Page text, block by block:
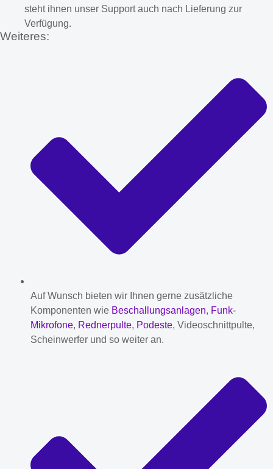
steht ihnen unser Support auch nach Lieferung zur
Verfügung.
Weiteres:
Auf Wunsch bieten wir Ihnen gerne zusätzliche
Komponenten wie Beschallungsanlagen, Funk-
Mikrofone, Rednerpulte, Podeste, Videoschnittpulte,
Scheinwerfer und so weiter an.